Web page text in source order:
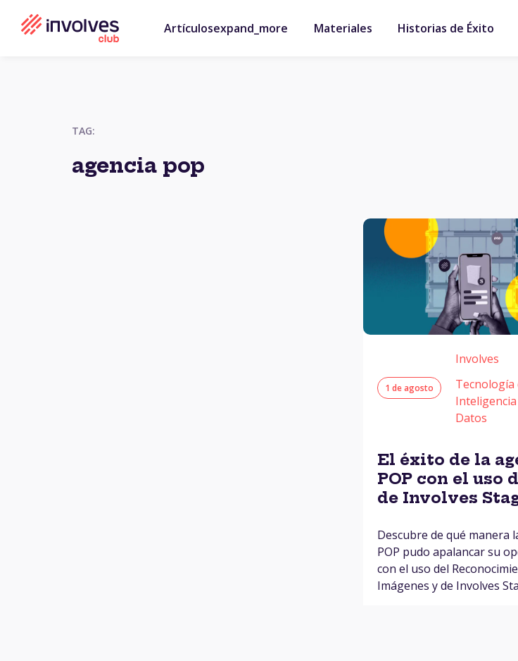
Artículosexpand_more Materiales Historias de Éxito
TAG:
agencia pop
1 de agosto
Involves
Tecnología
Inteligencia
Datos
El éxito de la
POP con el uso
de Involves
Descubre de qué manera
POP pudo apalancar su
con el uso del
Imágenes y de Involves